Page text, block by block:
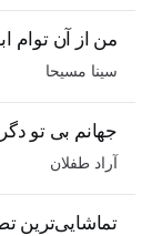
من از آن توام
سینا مسیحا
جهانم بی تو دگر
آراد طفلان
تماشایی‌ترین